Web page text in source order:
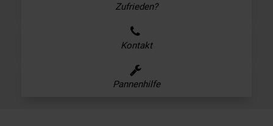
Zufrieden?
Kontakt
Pannenhilfe